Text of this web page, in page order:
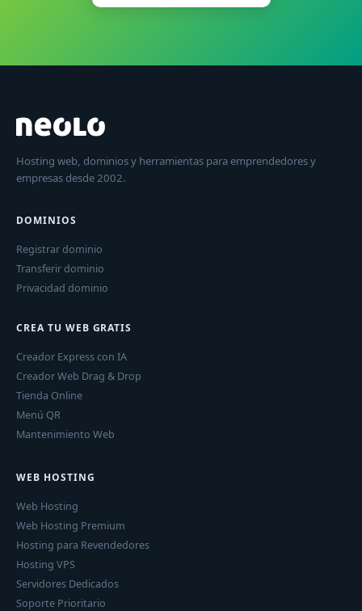
Hosting web, dominios y herramientas para emprendedores y
empresas desde 2002.
DOMINIOS
Registrar dominio
Transferir dominio
Privacidad dominio
CREA TU WEB GRATIS
Creador Express con IA
Creador Web Drag & Drop
Tienda Online
Menú QR
Mantenimiento Web
WEB HOSTING
Web Hosting
Web Hosting Premium
Hosting para Revendedores
Hosting VPS
Servidores Dedicados
Soporte Prioritario